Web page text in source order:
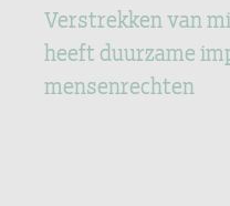
Verstrekken van
heeft duurzame
mensenrechten